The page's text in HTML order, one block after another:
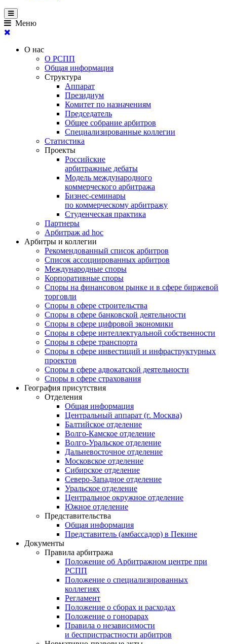
Меню
О нас
О РСПП
Общая информация
Структура
Аппарат
Президиум
Комитет по назначениям
Председатель
Общее собрание арбитров
Специализированные коллегии
Статистика
Проекты
Российские
арбитражные дебаты
Модель международного
коммерческого арбитража
Бизнес-семинары
по коммерческому арбитражу
Студенческая практика
Партнеры
Арбитраж ad hoc
Арбитры и коллегии
Рекомендованный список арбитров
Список ассоциированных арбитров
Международные споры
Корпоративные споры
Споры на финансовом рынке и в сфере биржевой
торговли
Споры в сфере строительства
Споры в сфере банковской деятельности
Споры в сфере цифровой экономики
Споры в сфере интеллектуальной собственности
Споры в сфере транспорта
Cпоры в сфере инвестиций и инфраструктурных
проектов
Споры в сфере адвокатской деятельности
Споры в сфере страхования
География присутствия
Отделения
Общая информация
Центральный аппарат (г. Москва)
Балтийское отделение
Волго-Камское отделение
Волго-Уральское отделение
Дальневосточное отделение
Московское отделение
Сибирское отделение
Северо-Западное отделение
Уральское отделение
Центральное окружное отделение
Южное отделение
Представительства
Общая информация
Представитель (амбассадор) в Пекине
Документы
Правила арбитража
Положение об Арбитражном центре при
РСПП
Положение о специализированных
коллегиях
Регламент
Положение о сборах и расходах
Положение о гонорарах
Правила о независимости
и беспристрастности арбитров